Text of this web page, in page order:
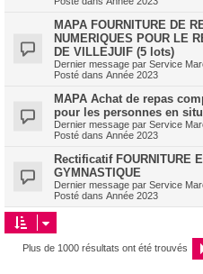
MAPA FOURNITURE DE
NUMERIQUES POUR LE
DE VILLEJUIF (5 lots)
Dernier message par Service
Posté dans Année 2023
MAPA Achat de repas
pour les personnes en
Dernier message par Service
Posté dans Année 2023
Rectificatif FOURNITURE
GYMNASTIQUE
Dernier message par Service
Posté dans Année 2023
Plus de 1000 résultats ont été trouvés